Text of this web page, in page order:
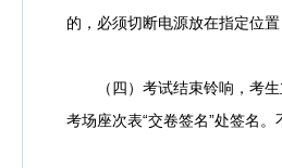
的，必须切断电源放在指定位
（四）考试结束铃响，考生
考场座次表“交卷签名”处签名